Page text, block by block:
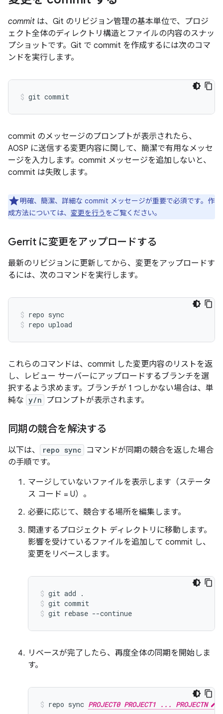
commit は、Git のリビジョン管理の基本単位で、プロジ
ェクト全体のディレクトリ構造とファイルの内容のスナッ
プショットです。Git で commit を作成するには次のコマ
ンドを実行します。
commit のメッセージのプロンプトが表示されたら、
AOSP に送信する変更内容に関して、簡潔で有用なメッセ
ージを入力します。commit メッセージを追加しないと、
commit は失敗します。
明確、簡潔、詳細な commit メッセージが重要で必須です。作
成方法については、 変更を行う をご覧ください。
Gerrit に変更をアップロードする
最新のリビジョンに更新してから、変更をアップロードす
るには、次のコマンドを実行します。
repo sync
repo upload
これらのコマンドは、commit した変更内容のリストを返
し、レビュー サーバーにアップロードするブランチを選
択するよう求めます。ブランチが 1 つしかない場合は、単
純な y/n プロンプトが表示されます。
同期の競合を解決する
以下は、 repo sync
コマンドが同期の競合を返した場合
の手順です。
マージしていないファイルを表示します（ステータ
ス コード = U）。
必要に応じて、競合する場所を編集します。
関連するプロジェクト ディレクトリに移動します。
影響を受けているファイルを追加して commit し、
変更をリベースします。
git add .
git commit
git rebase --continue
リベースが完了したら、再度全体の同期を開始しま
す。
repo sync PROJECT0 PROJECT1 ... PROJECTN